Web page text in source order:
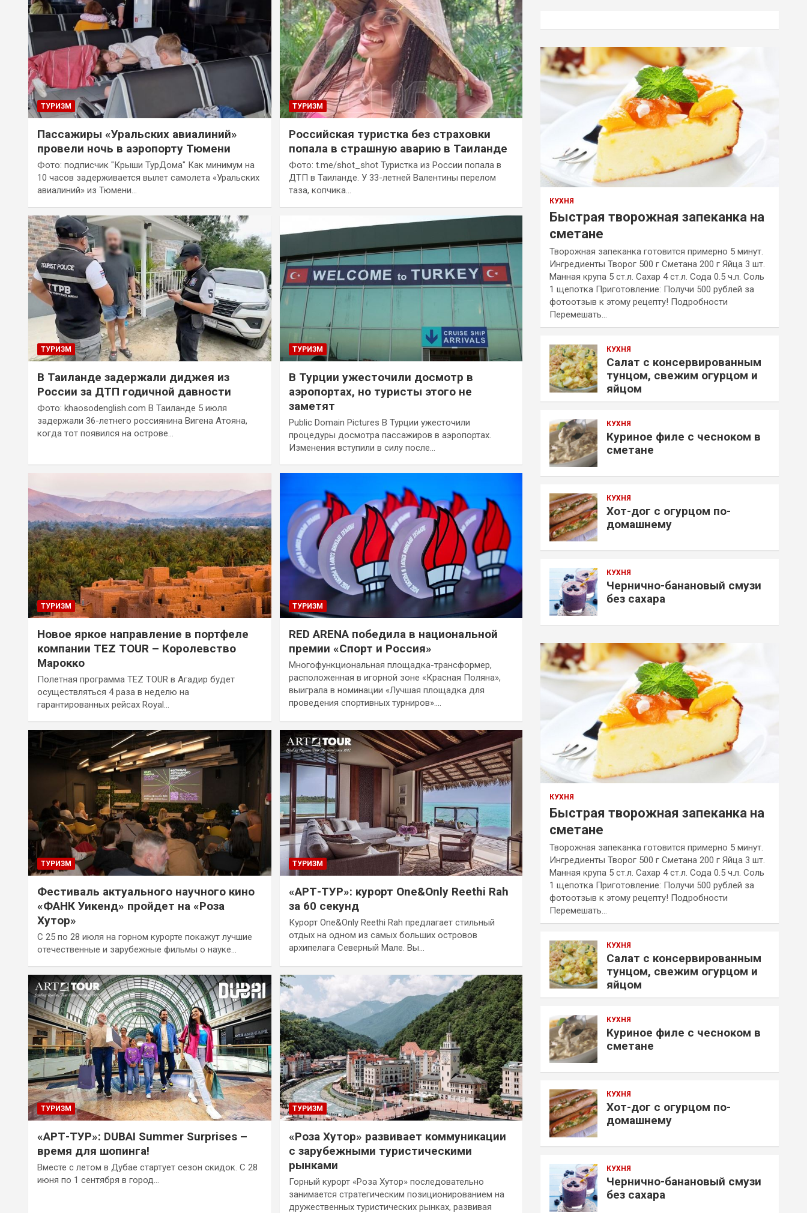
ТУРИЗМ
Пассажиры «Уральских авиалиний»
провели ночь в аэропорту Тюмени
Фото: подписчик "Крыши ТурДома" Как минимум на
10 часов задерживается вылет самолета «Уральских
авиалиний» из Тюмени…
ТУРИЗМ
Российская туристка без страховки
попала в страшную аварию в Таиланде
Фото: t.me/shot_shot Туристка из России попала в
ДТП в Таиланде. У 33-летней Валентины перелом
таза, копчика…
ТУРИЗМ
В Таиланде задержали диджея из
России за ДТП годичной давности
Фото: khaosodenglish.com В Таиланде 5 июля
задержали 36-летнего россиянина Вигена Атояна,
когда тот появился на острове…
ТУРИЗМ
В Турции ужесточили досмотр в
аэропортах, но туристы этого не
заметят
Public Domain Pictures В Турции ужесточили
процедуры досмотра пассажиров в аэропортах.
Изменения вступили в силу после…
ТУРИЗМ
Новое яркое направление в портфеле
компании TEZ TOUR – Королевство
Марокко
Полетная программа TEZ TOUR в Агадир будет
осуществляться 4 раза в неделю на
гарантированных рейсах Royal…
ТУРИЗМ
RED ARENA победила в национальной
премии «Спорт и Россия»
Многофункциональная площадка-трансформер,
расположенная в игорной зоне «Красная Поляна»,
выиграла в номинации «Лучшая площадка для
проведения спортивных турниров».…
ТУРИЗМ
Фестиваль актуального научного кино
«ФАНК Уикенд» пройдет на «Роза
Хутор»
С 25 по 28 июля на горном курорте покажут лучшие
отечественные и зарубежные фильмы о науке…
ТУРИЗМ
«АРТ-ТУР»: курорт One&Only Reethi Rah
за 60 секунд
Курорт One&Only Reethi Rah предлагает стильный
отдых на одном из самых больших островов
архипелага Северный Мале. Вы…
ТУРИЗМ
«АРТ-ТУР»: DUBAI Summer Surprises –
время для шопинга!
Вместе с летом в Дубае стартует сезон скидок. С 28
июня по 1 сентября в город…
ТУРИЗМ
«Роза Хутор» развивает коммуникации
с зарубежными туристическими
рынками
Горный курорт «Роза Хутор» последовательно
занимается стратегическим позиционированием на
дружественных туристических рынках, развивая
КУХНЯ
Быстрая творожная запеканка на
сметане
Творожная запеканка готовится примерно 5 минут.
Ингредиенты Творог 500 г Сметана 200 г Яйца 3 шт.
Манная крупа 5 ст.л. Сахар 4 ст.л. Сода 0.5 ч.л. Соль
1 щепотка Приготовление: Получи 500 рублей за
фотоотзыв к этому рецепту! Подробности
Перемешать…
КУХНЯ
Салат с консервированным
тунцом, свежим огурцом и
яйцом
КУХНЯ
Куриное филе с чесноком в
сметане
КУХНЯ
Хот-дог с огурцом по-
домашнему
КУХНЯ
Чернично-банановый смузи
без сахара
КУХНЯ
Быстрая творожная запеканка на
сметане
Творожная запеканка готовится примерно 5 минут.
Ингредиенты Творог 500 г Сметана 200 г Яйца 3 шт.
Манная крупа 5 ст.л. Сахар 4 ст.л. Сода 0.5 ч.л. Соль
1 щепотка Приготовление: Получи 500 рублей за
фотоотзыв к этому рецепту! Подробности
Перемешать…
КУХНЯ
Салат с консервированным
тунцом, свежим огурцом и
яйцом
КУХНЯ
Куриное филе с чесноком в
сметане
КУХНЯ
Хот-дог с огурцом по-
домашнему
КУХНЯ
Чернично-банановый смузи
без сахара